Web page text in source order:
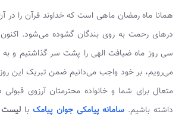
همانا ماه رمضان ماهی است که خداوند قرآن را در
در‌های رحمت به روی بندگان گشوده می‌شود.
سی روز ماه ضیافت الهی را پشت سر گذاشتیم و به
می‌رویم، بر خود واجب می‌دانیم ضمن تبریک این روز
متعال برای شما و خانواده محترمتان آرزوی
داشته باشیم. سامانه پیامکی جوان پیامک با